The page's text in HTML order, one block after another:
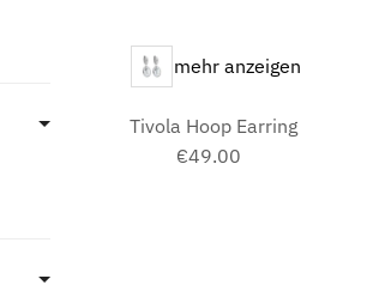
mehr anzeigen
Tivola Hoop Earring
Regular
€49.00